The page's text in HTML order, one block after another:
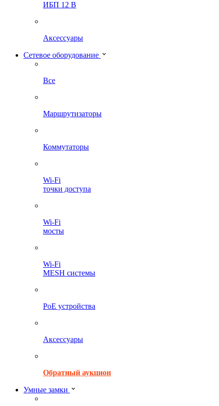
ИБП 12 В
Аксессуары
Сетевое оборудование
Все
Маршрутизаторы
Коммутаторы
Wi-Fi
точки доступа
Wi-Fi
мосты
Wi-Fi
MESH системы
PoE устройства
Аксессуары
Обратный аукцион
Умные замки